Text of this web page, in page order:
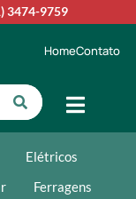
3474-9759
HomeContato
Elétricos
Ferragens